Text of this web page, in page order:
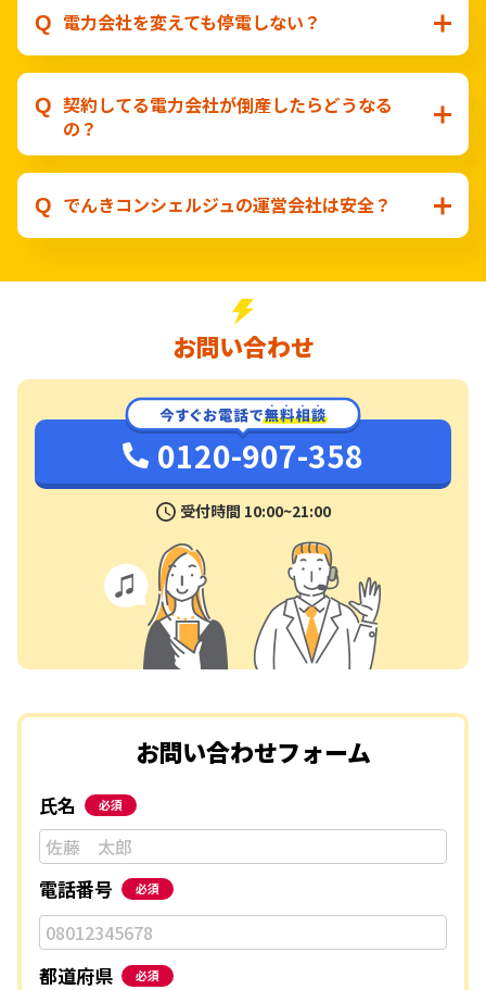
電力会社を変えても停電しない？
契約してる電力会社が倒産したらどうなる
の？
でんきコンシェルジュの運営会社は安全？
お問い合わせ
0120-907-358
受付時間 10:00~21:00
お問い合わせフォーム
氏名 必須
電話番号 必須
都道府県 必須